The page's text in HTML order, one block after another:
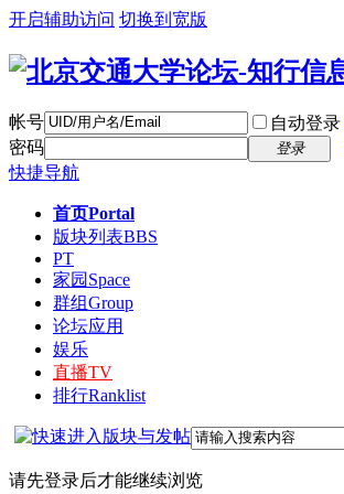
开启辅助访问 切换到宽版
帐号 自动登录
密码
登录
快捷导航
首页Portal
版块列表BBS
PT
家园 Space
群组Group
论坛应用
娱乐
直播TV
排行Ranklist
请先登录后才能继续浏览